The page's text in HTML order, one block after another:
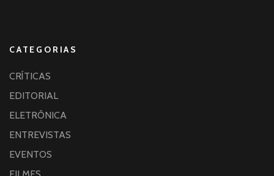
CATEGORIAS
CRÍTICAS
EDITORIAL
ELETRÔNICA
ENTREVISTAS
EVENTOS
FILMES